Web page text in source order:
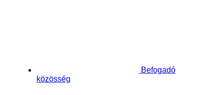
Befogadó
közösség